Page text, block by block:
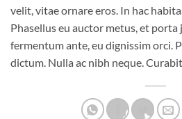
velit, vitae ornare eros. In hac
Phasellus eu auctor metus, et
fermentum ante, eu dignissim orci.
dictum. Nulla ac nibh neque.